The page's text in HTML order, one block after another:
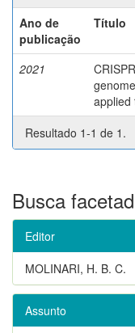
Ano de
publicação
Título
2021
applied
Resultado 1-1 de 1.
Busca
Editor
MOLINARI, H. B. C.
Assunto